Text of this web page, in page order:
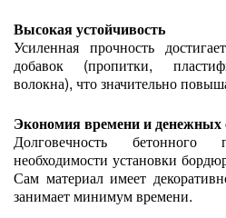
Высокая устойчивость
Усиленная прочность
добавок (пропитки,
волокна), что значительно
Экономия времени и денежных
Долговечность
необходимости установки
Сам материал имеет
занимает минимум времени.